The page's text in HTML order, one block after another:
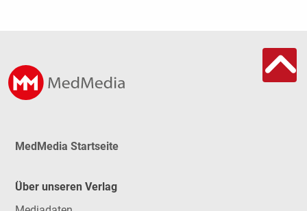
MedMedia Startseite
Über unseren Verlag